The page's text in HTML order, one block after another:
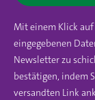
Mit einem Klick auf
eingegebenen
Newsletter zu
bestätigen, indem
versandten Link